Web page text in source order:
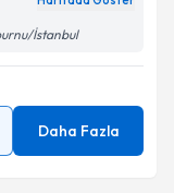
belirtilen
İstanbul
Daha Fazla